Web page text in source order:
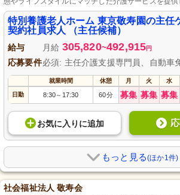
追求しています。子育て世代には育児休暇や産前・
い、家庭に集中できる環境を提供し、正社員登用制度
プが可能です。
特別養護老人ホーム 東京敬寿園の主任
契約社員求人 （主任候補）
給与 月給 305,820~492,915円
応募要件必須: 主任介護支援専門員、自動車
就業時間 休憩 月 火 水
日勤 8:30～ 17:30 60分 募集 募集 募集
お気に入り に追加
もっと見る(ほか1件)
社会福祉法人 敬寿会